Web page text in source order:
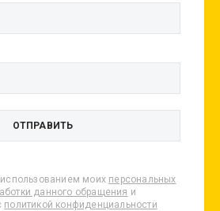
моих персональных
данного обращения и
политикой конфиденциальности